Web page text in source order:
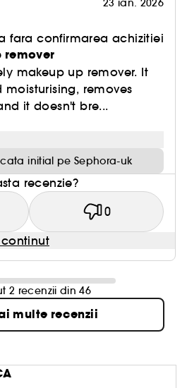
23 ian. 2026
fara confirmarea achizitiei
remover
makeup up remover. It
moisturising, removes
it doesn't bre...
initial pe Sephora-uk
recenzie?
0
2 recenzii din 46
multe recenzii